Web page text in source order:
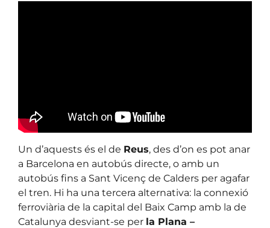
Un d’aquests és el de Reus, des d’on es pot anar
a Barcelona en autobús directe, o amb un
autobús fins a Sant Vicenç de Calders per agafar
el tren. Hi ha una tercera alternativa: la connexió
ferroviària de la capital del Baix Camp amb la de
Catalunya desviant-se per la Plana –